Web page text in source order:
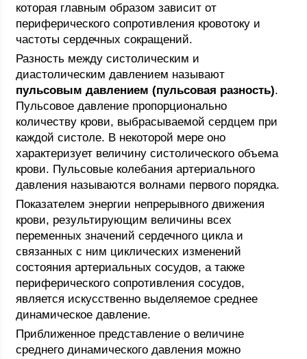
которая главным образом зависит от
периферического сопротивления кровотоку и
частоты сердечных сокращений.
Разность между систолическим и
диастолическим давлением называют
пульсовым давлением (пульсовая разность).
Пульсовое давление пропорционально
количеству крови, выбрасываемой сердцем при
каждой систоле. В некоторой мере оно
характеризует величину систолического объема
крови. Пульсовые колебания артериального
давления называются волнами первого порядка.
Показателем энергии непрерывного движения
крови, результирующим величины всех
переменных значений сердечного цикла и
связанных с ним циклических изменений
состояния артериальных сосудов, а также
периферического сопротивления сосудов,
является искусственно выделяемое среднее
динамическое давление.
Приближенное представление о величине
среднего динамического давления можно